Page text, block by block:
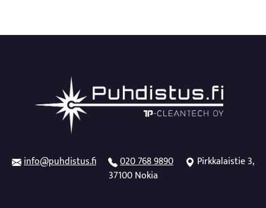
info@puhdistus.fi 020 768 9890
Pirkkalaistie 3,
37100 Nokia